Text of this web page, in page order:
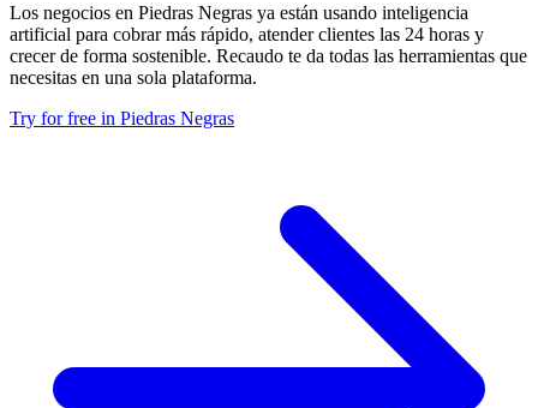
Los negocios en Piedras Negras ya están usando inteligencia
artificial para cobrar más rápido, atender clientes las 24 horas y
crecer de forma sostenible. Recaudo te da todas las herramientas que
necesitas en una sola plataforma.
Try for free in Piedras Negras